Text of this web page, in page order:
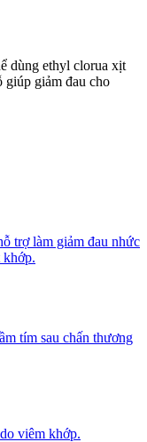
dùng ethyl clorua xịt
giúp giảm đau cho
trợ làm giảm đau nhức
tím sau chấn thương
viêm khớp.